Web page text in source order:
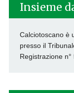
Insieme
Calciotoscano è
presso il
Registrazione